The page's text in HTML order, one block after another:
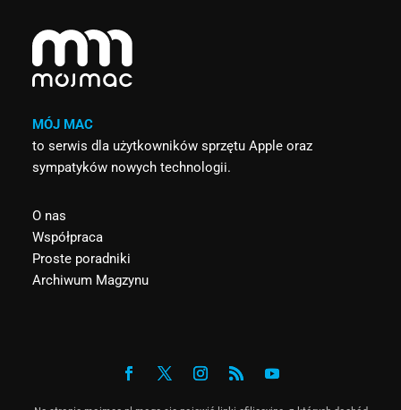
MÓJ MAC
to serwis dla użytkowników sprzętu Apple oraz
sympatyków nowych technologii.
O nas
Współpraca
Proste poradniki
Archiwum Magzynu